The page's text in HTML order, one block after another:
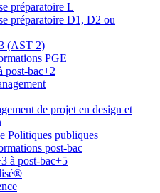
préparatoire L
préparatoire D1, D2 ou
(AST 2)
PGE
post-bac+2
de projet en design et
Politiques publiques
post-bac
à post-bac+5